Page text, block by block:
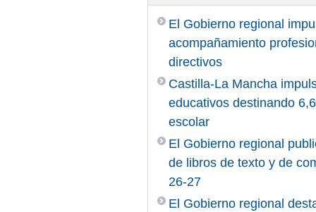
El Gobierno regional
acompañamiento
directivos
Castilla-La Mancha
educativos destinando
escolar
El Gobierno regional
de libros de texto y de
26-27
El Gobierno regional